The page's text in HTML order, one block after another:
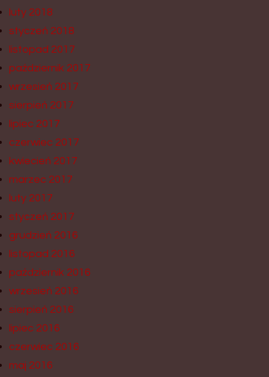
luty 2018
styczeń 2018
listopad 2017
październik 2017
wrzesień 2017
sierpień 2017
lipiec 2017
czerwiec 2017
kwiecień 2017
marzec 2017
luty 2017
styczeń 2017
grudzień 2016
listopad 2016
październik 2016
wrzesień 2016
sierpień 2016
lipiec 2016
czerwiec 2016
maj 2016